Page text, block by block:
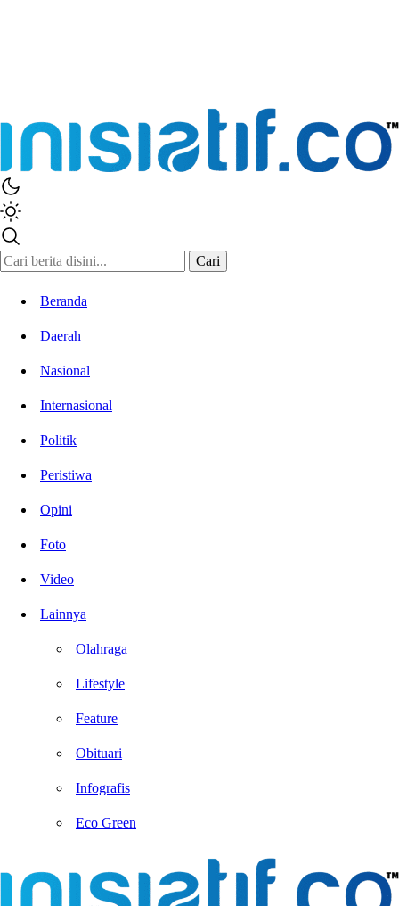
Inisiatif.co
Stay Connected Stay Informed
Cari
Beranda
Daerah
Nasional
Internasional
Politik
Peristiwa
Opini
Foto
Video
Lainnya
Olahraga
Lifestyle
Feature
Obituari
Infografis
Eco Green